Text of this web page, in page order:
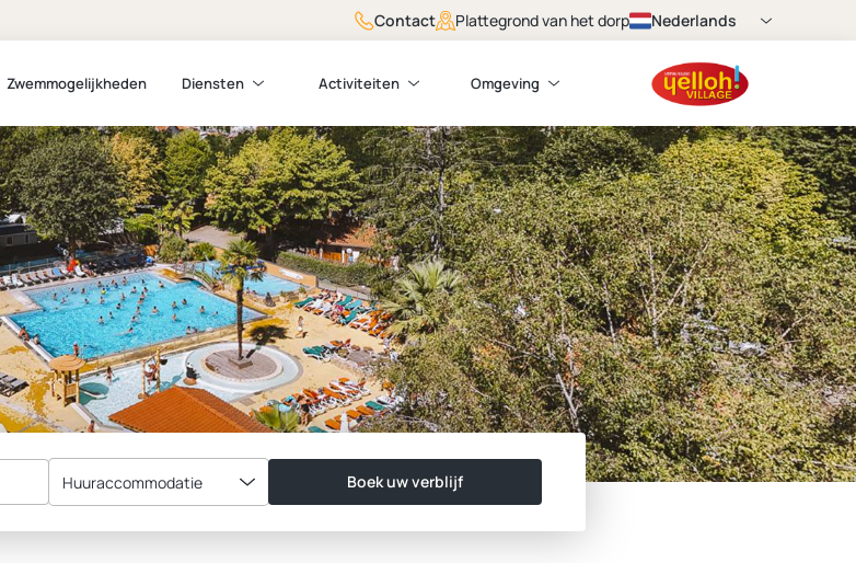
Contact Plattegrond van het dorp Nederlands
Zwemmogelijkheden Diensten Activiteiten Omgeving
Huuraccommodatie Boek uw verblijf